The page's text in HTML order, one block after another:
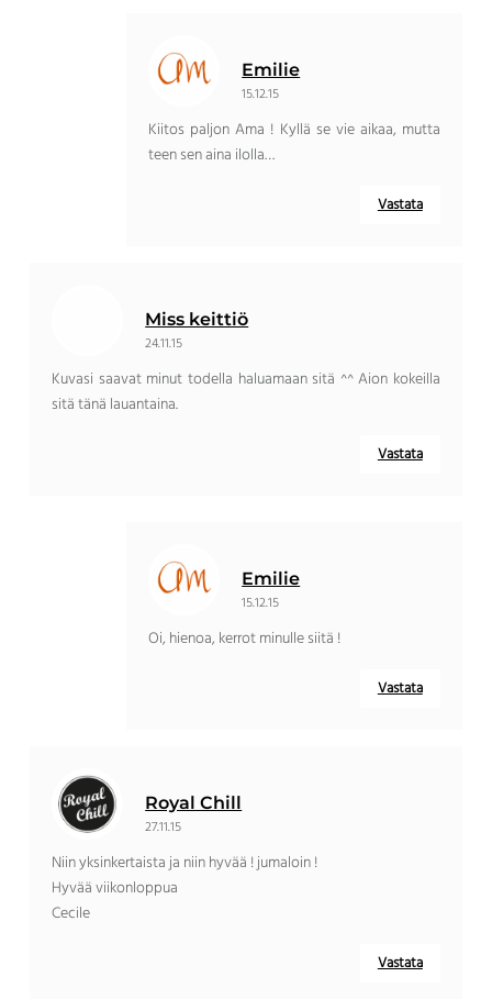
Emilie
15.12.15
Kiitos paljon Ama ! Kyllä se vie aikaa, mutta
teen sen aina ilolla…
Vastata
Miss keittiö
24.11.15
Kuvasi saavat minut todella haluamaan sitä ^^ Aion kokeilla
sitä tänä lauantaina.
Vastata
Emilie
15.12.15
Oi, hienoa, kerrot minulle siitä !
Vastata
Royal Chill
27.11.15
Niin yksinkertaista ja niin hyvää ! jumaloin !
Hyvää viikonloppua
Cecile
Vastata